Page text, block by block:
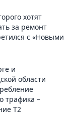
хотят
за ремонт
с «Новыми
и
области
трафика –
T2